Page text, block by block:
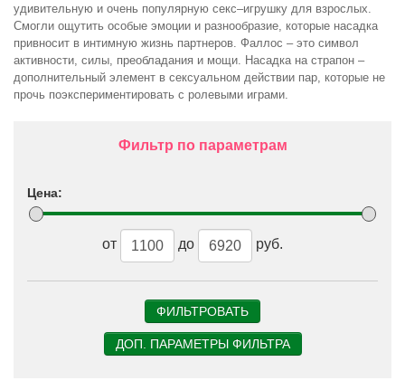
удивительную и очень популярную секс–игрушку для взрослых.
Смогли ощутить особые эмоции и разнообразие, которые насадка
привносит в интимную жизнь партнеров. Фаллос – это символ
активности, силы, преобладания и мощи. Насадка на страпон –
дополнительный элемент в сексуальном действии пар, которые не
прочь поэкспериментировать с ролевыми играми.
Фильтр по параметрам
Цена:
от до руб.